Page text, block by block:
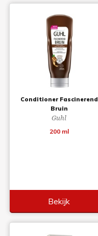
Conditioner Fascinerend
Bruin
Guhl
200 ml
Bekijk